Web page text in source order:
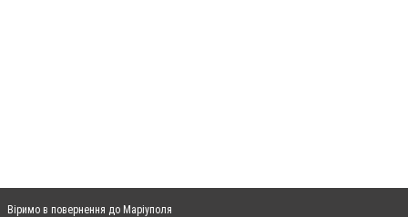
Віримо в повернення до Маріуполя